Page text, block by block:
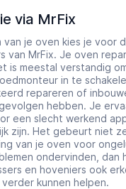
via MrFix
van je oven kies je voor
van MrFix. Je oven
is meestal verstandig
in te
repareren of
hebben. Je
een slecht werkend
zijn. Het gebeurt niet
van je oven voor
ondervinden, dan
en hoveniers ook
kunnen helpen.